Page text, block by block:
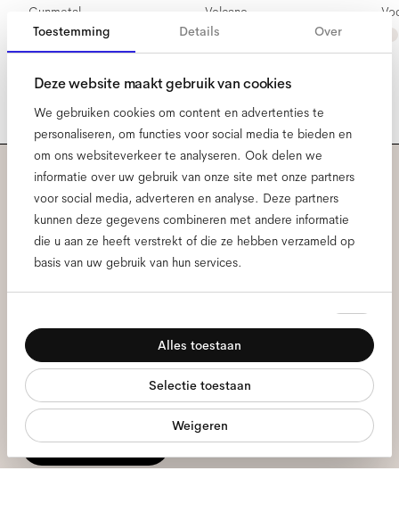
Toestemming Details Over
Deze website maakt gebruik van cookies
We gebruiken cookies om content en advertenties te
personaliseren, om functies voor social media te bieden en
om ons websiteverkeer te analyseren. Ook delen we
informatie over uw gebruik van onze site met onze partners
voor social media, adverteren en analyse. Deze partners
kunnen deze gegevens combineren met andere informatie
die u aan ze heeft verstrekt of die ze hebben verzameld op
basis van uw gebruik van hun services.
Noodzakelijk
Voorkeuren
Statistieken
Marketing
Alles toestaan
Selectie toestaan
Weigeren
Gunmetal Volcano
Meld je aan voor onze
nieuwsbrief voor de laatste
Ace & Tate updates.
mailadres
Ik geef toestemming voor de verwerking van mijn persoonlijke
gegevens en heb hetprivacybeleidgelezen *
meld je aan